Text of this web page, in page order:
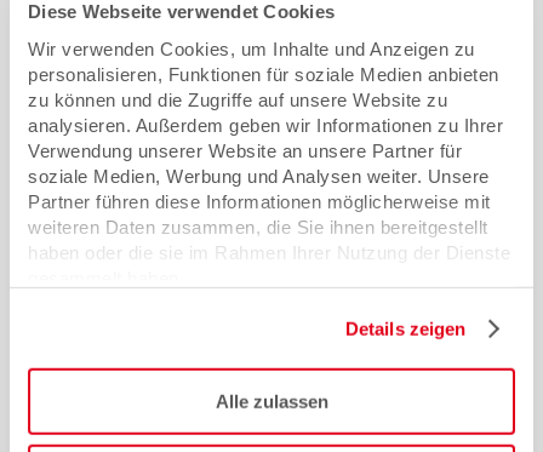
Diese Webseite verwendet Cookies
Wir verwenden Cookies, um Inhalte und Anzeigen zu
personalisieren, Funktionen für soziale Medien anbieten
zu können und die Zugriffe auf unsere Website zu
analysieren. Außerdem geben wir Informationen zu Ihrer
Verwendung unserer Website an unsere Partner für
soziale Medien, Werbung und Analysen weiter. Unsere
Partner führen diese Informationen möglicherweise mit
weiteren Daten zusammen, die Sie ihnen bereitgestellt
haben oder die sie im Rahmen Ihrer Nutzung der Dienste
Details zeigen
Alle zulassen
• Format: 220 x 305 mm
• 5 mm Füllhöhe
Mappe Mannheim